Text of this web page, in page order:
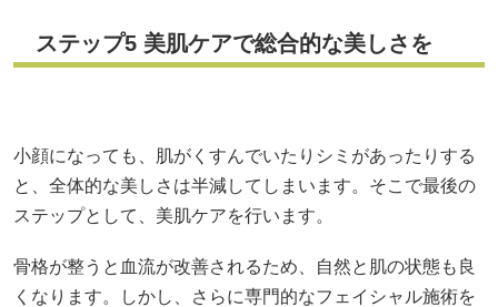
ステップ5 美肌ケアで総合的な美しさを
小顔になっても、肌がくすんでいたりシミがあったりする
と、全体的な美しさは半減してしまいます。そこで最後の
ステップとして、美肌ケアを行います。
骨格が整うと血流が改善されるため、自然と肌の状態も良
くなります。しかし、さらに専門的なフェイシャル施術を